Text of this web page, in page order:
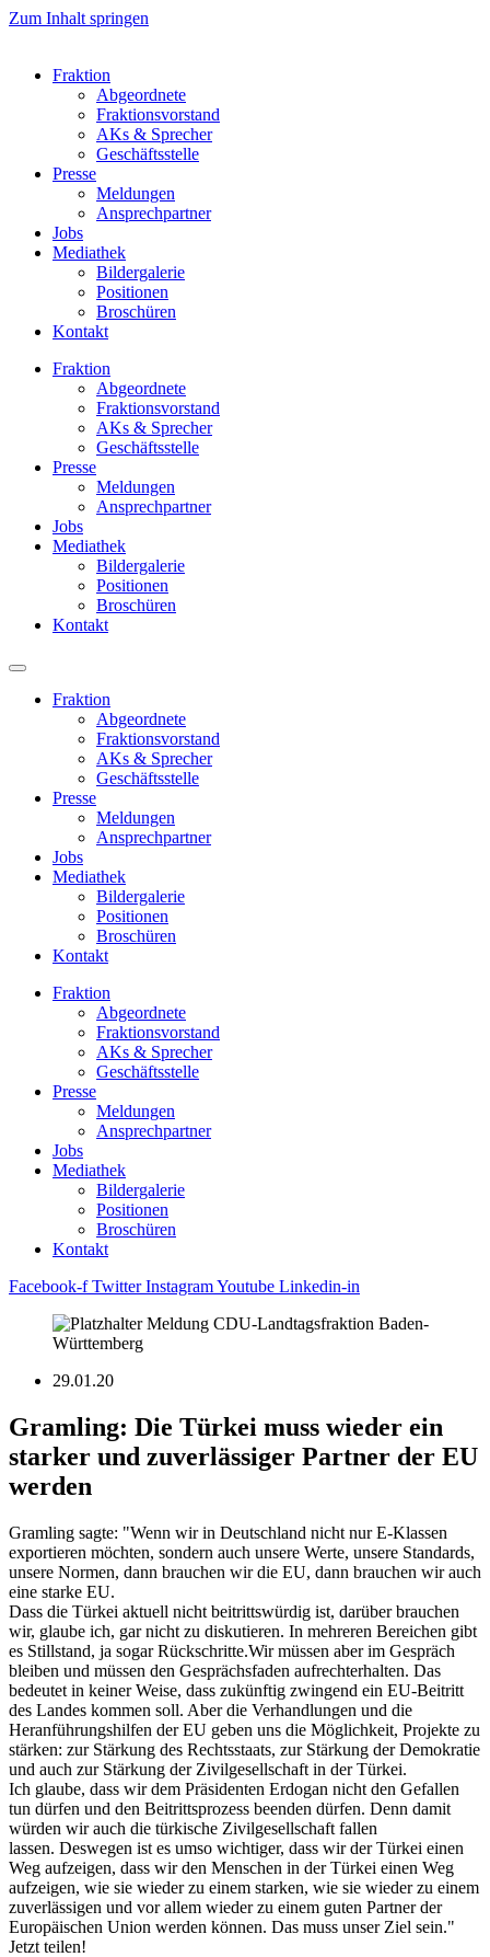
Zum Inhalt springen
Fraktion
Abgeordnete
Fraktions­vorstand
AKs & Sprecher
Geschäftsstelle
Presse
Meldungen
Ansprechpartner
Jobs
Mediathek
Bildergalerie
Positionen
Broschüren
Kontakt
Fraktion
Abgeordnete
Fraktions­vorstand
AKs & Sprecher
Geschäftsstelle
Presse
Meldungen
Ansprechpartner
Jobs
Mediathek
Bildergalerie
Positionen
Broschüren
Kontakt
Fraktion
Abgeordnete
Fraktions­vorstand
AKs & Sprecher
Geschäftsstelle
Presse
Meldungen
Ansprechpartner
Jobs
Mediathek
Bildergalerie
Positionen
Broschüren
Kontakt
Fraktion
Abgeordnete
Fraktions­vorstand
AKs & Sprecher
Geschäftsstelle
Presse
Meldungen
Ansprechpartner
Jobs
Mediathek
Bildergalerie
Positionen
Broschüren
Kontakt
Facebook-f Twitter InstagramYoutube Linkedin-in
29.01.20
Gramling: Die Türkei muss wieder ein
starker und zuverlässiger Partner der EU
werden
Gramling sagte: "Wenn wir in Deutschland nicht nur E-Klassen
exportieren möchten, sondern auch unsere Werte, unsere Standards,
unsere Normen, dann brauchen wir die EU, dann brauchen wir auch
eine starke EU.
Dass die Türkei aktuell nicht beitrittswürdig ist, darüber brauchen
wir, glaube ich, gar nicht zu diskutieren. In mehreren Bereichen gibt
es Stillstand, ja sogar Rückschritte.Wir müssen aber im Gespräch
bleiben und müssen den Gesprächsfaden aufrechterhalten. Das
bedeutet in keiner Weise, dass zukünftig zwingend ein EU-Beitritt
des Landes kommen soll. Aber die Verhandlungen und die
Heranführungshilfen der EU geben uns die Möglichkeit, Projekte zu
stärken: zur Stärkung des Rechtsstaats, zur Stärkung der Demokratie
und auch zur Stärkung der Zivilgesellschaft in der Türkei.
Ich glaube, dass wir dem Präsidenten Erdogan nicht den Gefallen
tun dürfen und den Beitrittsprozess beenden dürfen. Denn damit
würden wir auch die türkische Zivilgesellschaft fallen
lassen. Deswegen ist es umso wichtiger, dass wir der Türkei einen
Weg aufzeigen, dass wir den Menschen in der Türkei einen Weg
aufzeigen, wie sie wieder zu einem starken, wie sie wieder zu einem
zuverlässigen und vor allem wieder zu einem guten Partner der
Europäischen Union werden können. Das muss unser Ziel sein."
Jetzt teilen!